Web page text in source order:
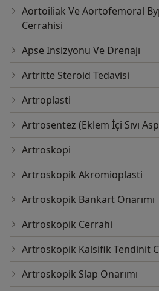
Aortoiliak Ve Aortofemoral
Cerrahisi
Apse Insizyonu Ve Drenajı
Artritte Steroid Tedavisi
Artroplasti
Artrosentez (Eklem İçi Sıvı
Artroskopi
Artroskopik Akromioplasti
Artroskopik Bankart Onarımı
Artroskopik Cerrahi
Artroskopik Kalsifik Tendinit
Artroskopik Slap Onarımı